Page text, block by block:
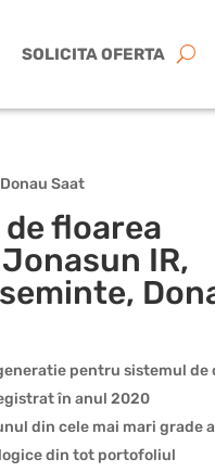
SOLICITA OFERTA
Saat
floarea
IR,
pentru sistemul de
în anul 2020
din cele mai mari grade a
din tot portofoliul